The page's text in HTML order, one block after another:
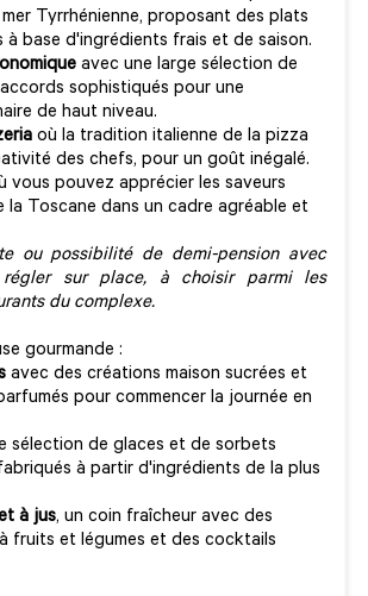
Tyrrhénienne, proposant des plats
à base d'ingrédients frais et de saison.
avec une large sélection de
sophistiqués pour une
de haut niveau.
où la tradition italienne de la pizza
des chefs, pour un goût inégalé.
vous pouvez apprécier les saveurs
la Toscane dans un cadre agréable et
ou possibilité de demi-pension avec
régler sur place, à choisir parmi les
du complexe.
gourmande :
avec des créations maison sucrées et
pour commencer la journée en
sélection de glaces et de sorbets
à partir d'ingrédients de la plus
à jus, un coin fraîcheur avec des
fruits et légumes et des cocktails